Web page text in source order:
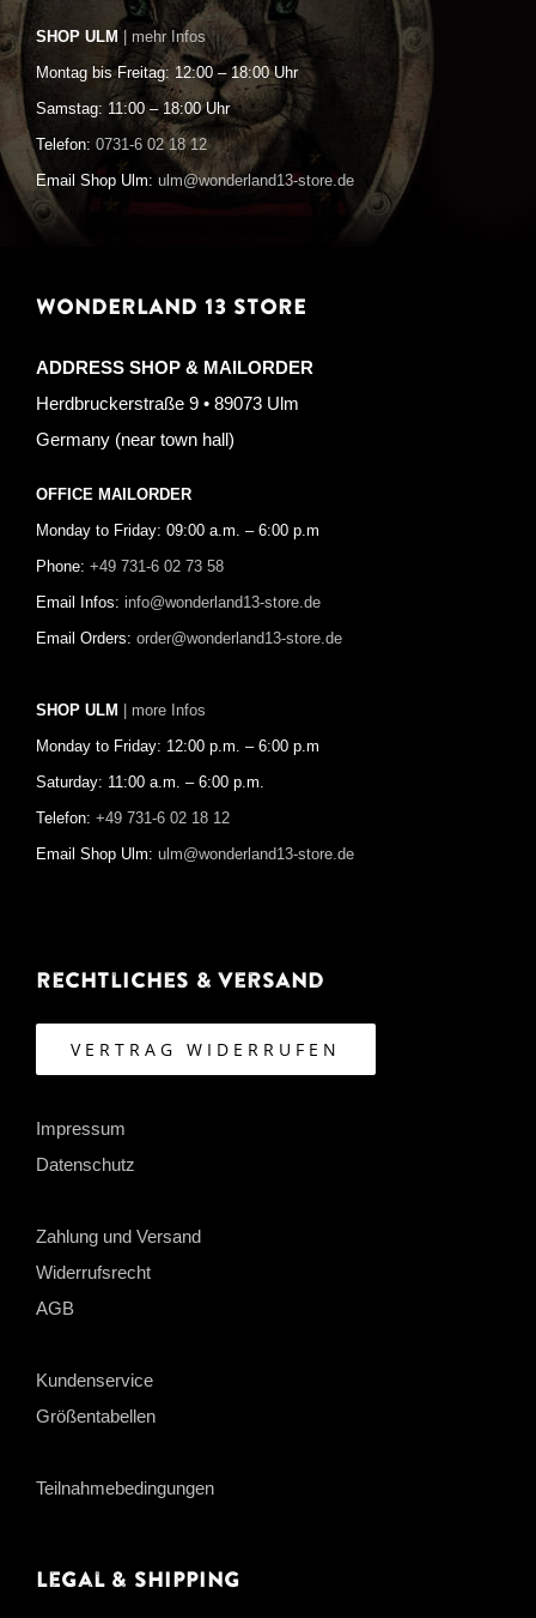
SHOP ULM | mehr Infos
Montag bis Freitag: 12:00 – 18:00 Uhr
Samstag: 11:00 – 18:00 Uhr
Telefon: 0731-6 02 18 12
Email Shop Ulm: ulm@wonderland13-store.de
WONDERLAND 13 STORE
ADDRESS SHOP & MAILORDER
Herdbruckerstraße 9 • 89073 Ulm
Germany (near town hall)
OFFICE MAILORDER
Monday to Friday: 09:00 a.m. – 6:00 p.m
Phone: +49 731-6 02 73 58
Email Infos: info@wonderland13-store.de
Email Orders: order@wonderland13-store.de
SHOP ULM | more Infos
Monday to Friday: 12:00 p.m. – 6:00 p.m
Saturday: 11:00 a.m. – 6:00 p.m.
Telefon: +49 731-6 02 18 12
Email Shop Ulm: ulm@wonderland13-store.de
Rechtliches & Versand
VERTRAG WIDERRUFEN
Impressum
Datenschutz
Zahlung und Versand
Widerrufsrecht
AGB
Kundenservice
Größentabellen
Teilnahmebedingungen
Legal & Shipping